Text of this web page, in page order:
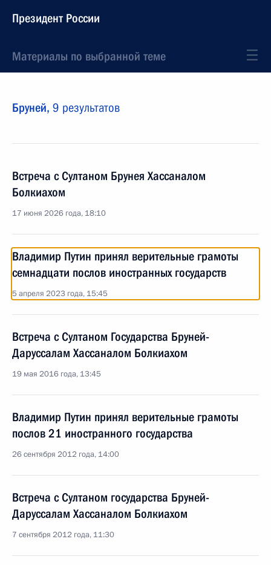
Президент России
Материалы по выбранной теме
Бруней, 9 результатов
Встреча с Султаном Брунея Хассаналом
Болкиахом
17 июня 2026 года, 18:10
Владимир Путин принял верительные грамоты
семнадцати послов иностранных государств
5 апреля 2023 года, 15:45
Встреча с Султаном Государства Бруней-
Даруссалам Хассаналом Болкиахом
19 мая 2016 года, 13:45
Владимир Путин принял верительные грамоты
послов 21 иностранного государства
26 сентября 2012 года, 14:00
Встреча с Султаном государства Бруней-
Даруссалам Хассаналом Болкиахом
7 сентября 2012 года, 11:30